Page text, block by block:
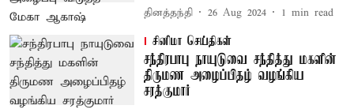
தினத்தந்தி 26 Aug 2024 1 min read
சினிமா செய்திகள்
சந்திரபாபு நாயுடுவை சந்தித்து மகளின்
திருமண அழைப்பிதழ் வழங்கிய
சரத்குமார்